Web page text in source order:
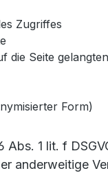
Zugriffes
die Seite gelangten
Form)
1 lit. f
anderweitige